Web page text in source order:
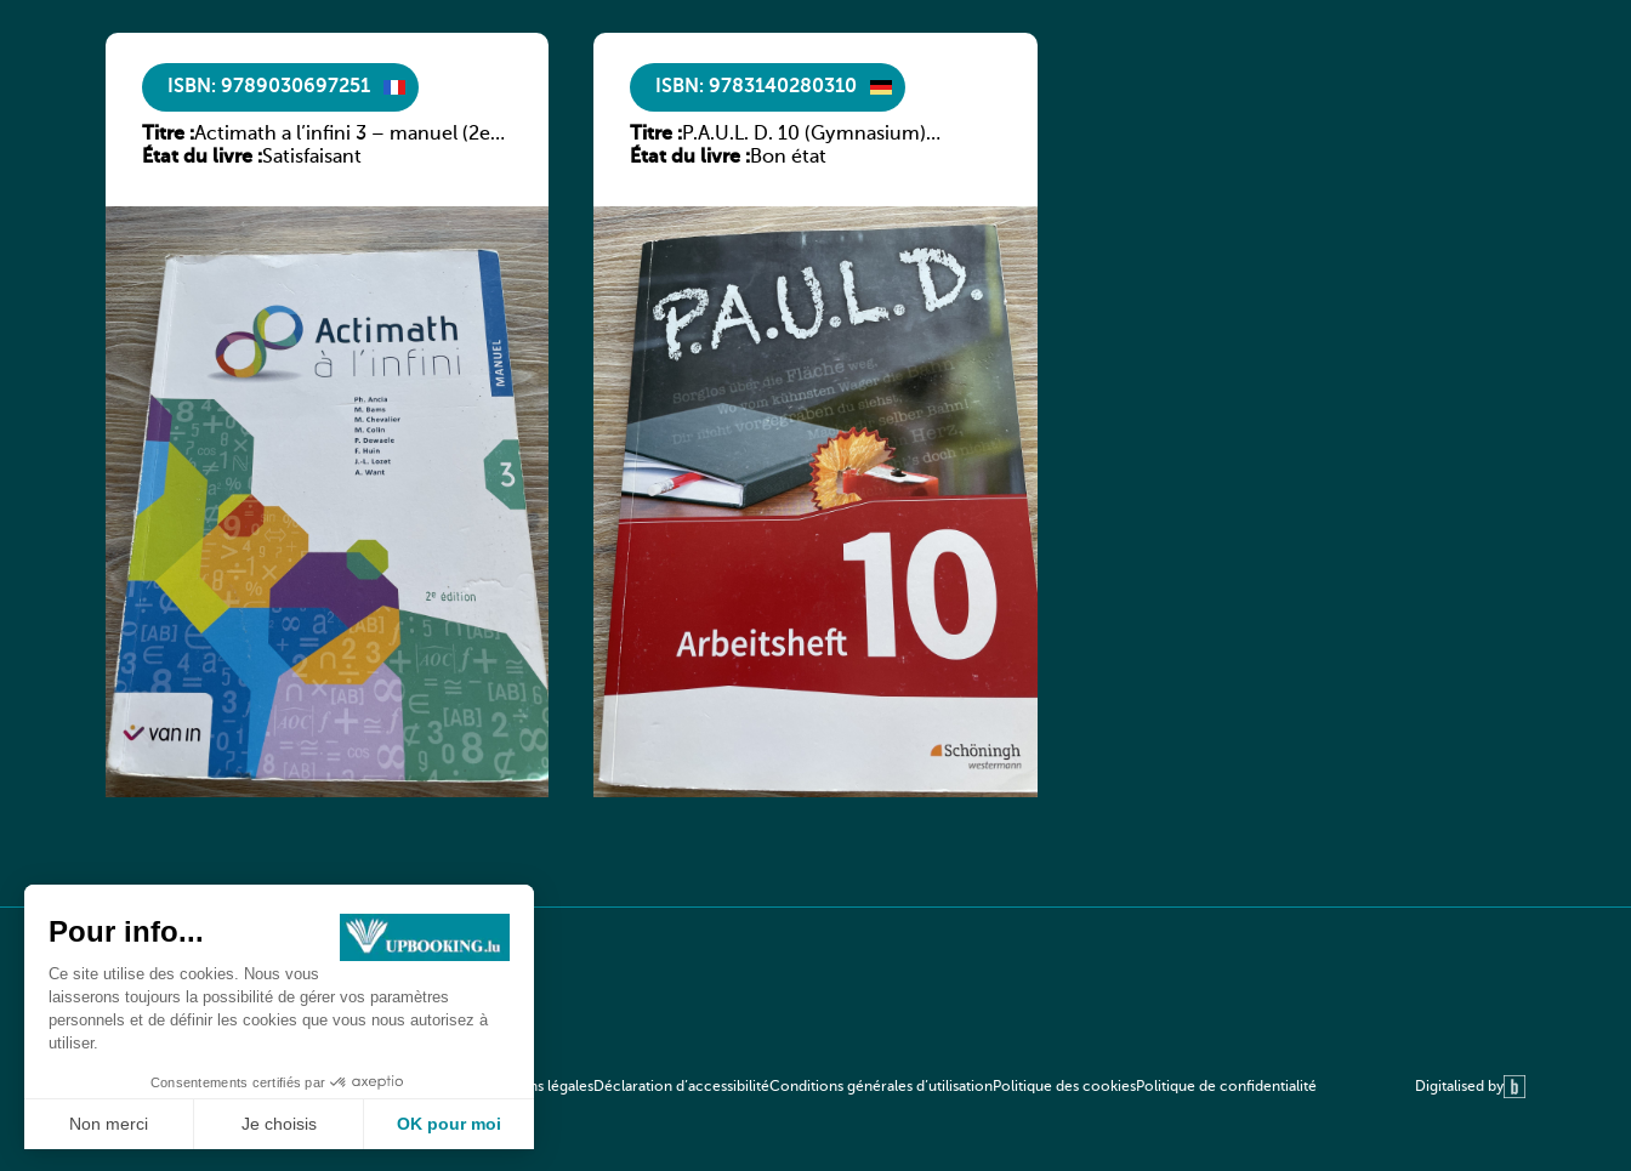
ISBN: 9789030697251
Titre :Actimath a l’infini 3 – manuel (2e
édition)
État du livre :Satisfaisant
ISBN: 9783140280310
Titre :P.A.U.L. D. 10 (Gymnasium)
Arbeitsheft
État du livre :Bon état
©2026 upbooking.lu Tous droits réservés Mentions légalesDéclaration d’accessibilitéConditions générales d’utilisationPolitique des cookiesPolitique de confidentialité Digitalised by